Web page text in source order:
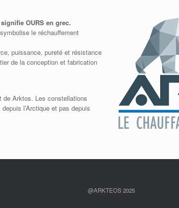
OURS en grec.
le réchauffement
puissance, pureté et résistance
de la conception et fabrication
de Arktos. Les constellations
l’Arctique et pas depuis
@ARKTEOS 2025